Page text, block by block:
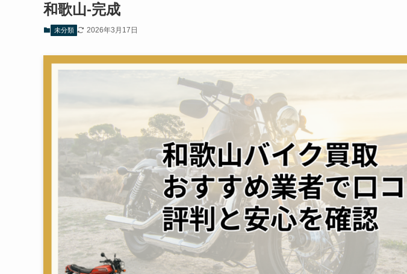
和歌山-完成
未分類 2026年3月17日